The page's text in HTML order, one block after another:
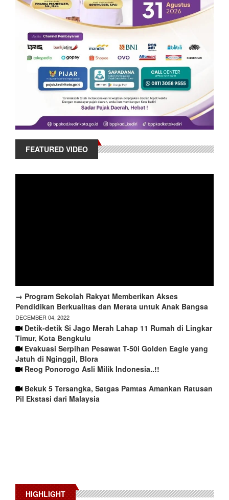
FEATURED VIDEO
→ Program Sekolah Rakyat Memberikan Akses
Pendidikan Berkualitas dan Merata untuk Anak Bangsa
DECEMBER 04, 2022
Detik-detik Si Jago Merah Lahap 11 Rumah di Lingkar
Timur, Kota Bengkulu
Evakuasi Serpihan Pesawat T-50i Golden Eagle yang
Jatuh di Nginggil, Blora
Reog Ponorogo Asli Milik Indonesia..!!
Bekuk 5 Tersangka, Satgas Pamtas Amankan Ratusan
Pil Ekstasi dari Malaysia
HIGHLIGHT